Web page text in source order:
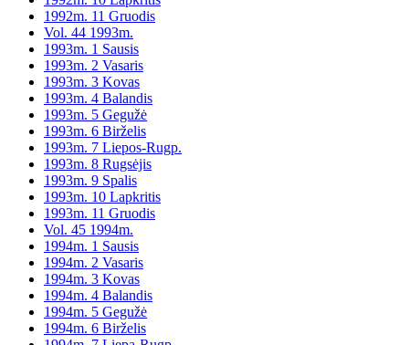
1992m. 11 Gruodis
Vol. 44 1993m.
1993m. 1 Sausis
1993m. 2 Vasaris
1993m. 3 Kovas
1993m. 4 Balandis
1993m. 5 Gegužė
1993m. 6 Birželis
1993m. 7 Liepos-Rugp.
1993m. 8 Rugsėjis
1993m. 9 Spalis
1993m. 10 Lapkritis
1993m. 11 Gruodis
Vol. 45 1994m.
1994m. 1 Sausis
1994m. 2 Vasaris
1994m. 3 Kovas
1994m. 4 Balandis
1994m. 5 Gegužė
1994m. 6 Birželis